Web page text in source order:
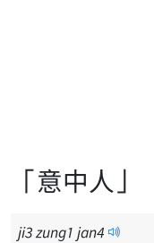
「意中人」
ji3zung1 jan4